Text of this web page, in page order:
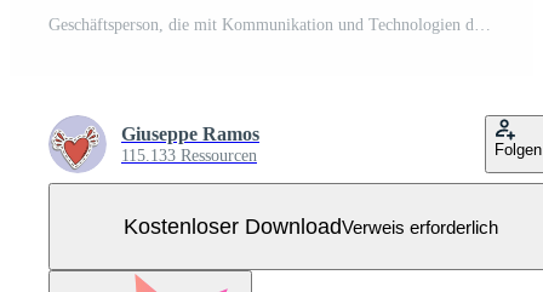
Geschäftsperson, die mit Kommunikation und Technologien des sozialen Netzwerks von Lautsprechern und Laptops spricht Kostenloser Vektor
Giuseppe Ramos
115.133 Ressourcen Folgen
Kostenloser DownloadVerweis erforderlich